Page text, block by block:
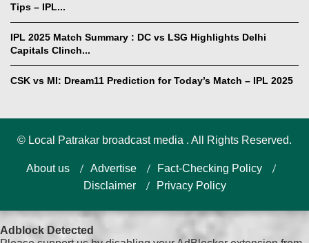
Tips – IPL...
IPL 2025 Match Summary : DC vs LSG Highlights Delhi
Capitals Clinch...
CSK vs MI: Dream11 Prediction for Today’s Match – IPL 2025
© Local Patrakar broadcast media . All Rights Reserved.
About us Advertise
Fact-Checking Policy
Disclaimer
Privacy Policy
Adblock Detected